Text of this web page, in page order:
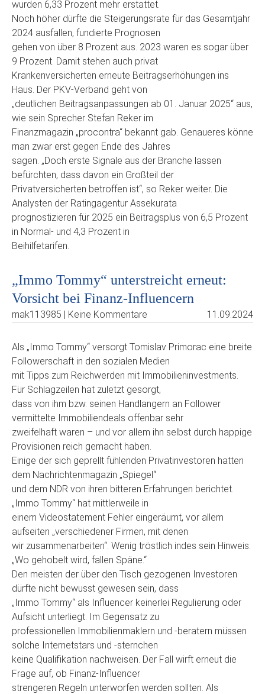
wurden 6,33 Prozent mehr erstattet.
Noch höher dürfte die Steigerungsrate für das Gesamtjahr
2024 ausfallen, fundierte Prognosen
gehen von über 8 Prozent aus. 2023 waren es sogar über
9 Prozent. Damit stehen auch privat
Krankenversicherten erneute Beitragserhöhungen ins
Haus. Der PKV-Verband geht von
„deutlichen Beitragsanpassungen ab 01. Januar 2025“ aus,
wie sein Sprecher Stefan Reker im
Finanzmagazin „procontra“ bekannt gab. Genaueres könne
man zwar erst gegen Ende des Jahres
sagen. „Doch erste Signale aus der Branche lassen
befürchten, dass davon ein Großteil der
Privatversicherten betroffen ist“, so Reker weiter. Die
Analysten der Ratingagentur Assekurata
prognostizieren für 2025 ein Beitragsplus von 6,5 Prozent
in Normal- und 4,3 Prozent in
Beihilfetarifen.
„Immo Tommy“ unterstreicht erneut:
Vorsicht bei Finanz-Influencern
mak113985 | Keine Kommentare 11.09.2024
Als „Immo Tommy“ versorgt Tomislav Primorac eine breite
Followerschaft in den sozialen Medien
mit Tipps zum Reichwerden mit Immobilieninvestments.
Für Schlagzeilen hat zuletzt gesorgt,
dass von ihm bzw. seinen Handlangern an Follower
vermittelte Immobiliendeals offenbar sehr
zweifelhaft waren – und vor allem ihn selbst durch happige
Provisionen reich gemacht haben.
Einige der sich geprellt fühlenden Privatinvestoren hatten
dem Nachrichtenmagazin „Spiegel“
und dem NDR von ihren bitteren Erfahrungen berichtet.
„Immo Tommy“ hat mittlerweile in
einem Videostatement Fehler eingeräumt, vor allem
aufseiten „verschiedener Firmen, mit denen
wir zusammenarbeiten“. Wenig tröstlich indes sein Hinweis:
„Wo gehobelt wird, fallen Späne.“
Den meisten der über den Tisch gezogenen Investoren
dürfte nicht bewusst gewesen sein, dass
„Immo Tommy“ als Influencer keinerlei Regulierung oder
Aufsicht unterliegt. Im Gegensatz zu
professionellen Immobilienmaklern und -beratern müssen
solche Internetstars und -sternchen
keine Qualifikation nachweisen. Der Fall wirft erneut die
Frage auf, ob Finanz-Influencer
strengeren Regeln unterworfen werden sollten. Als